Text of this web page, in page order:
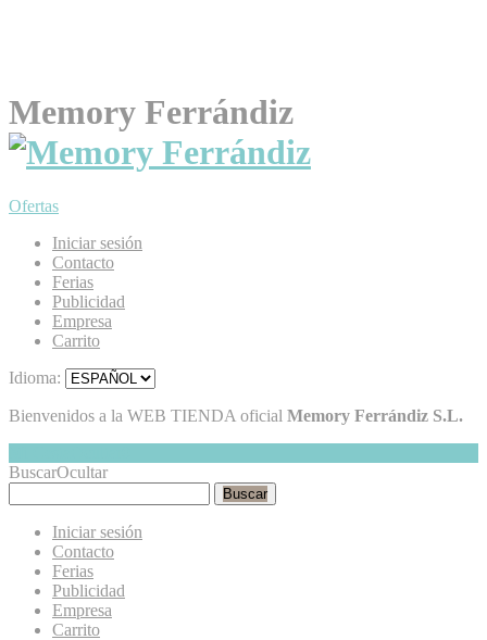
Memory Ferrándiz
Ofertas
Iniciar sesión
Contacto
Ferias
Publicidad
Empresa
Carrito
Idioma:
Bienvenidos a la WEB TIENDA oficial Memory Ferrándiz S.L.
BuscarOcultar
Buscar
Iniciar sesión
Contacto
Ferias
Publicidad
Empresa
Carrito